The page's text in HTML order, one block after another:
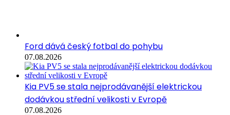
Ford dává český fotbal do pohybu
07.08.2026
Kia PV5 se stala nejprodávanější elektrickou
dodávkou střední velikosti v Evropě
07.08.2026